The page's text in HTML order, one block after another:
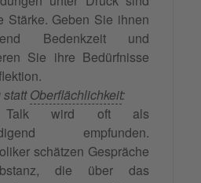
Stärke. Geben Sie ihnen
Bedenkzeit und
Sie ihre Bedürfnisse
stattOberflächlichkeit:
Talk wird oft als
empfunden.
schätzen Gespräche
die über das